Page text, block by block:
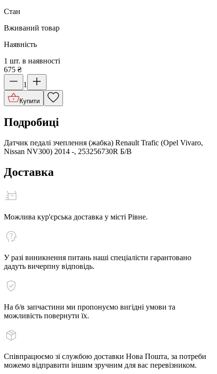
Стан
Вживаний товар
Наявність
1 шт. в наявності
675 ₴
1
Купити
Подробиці
Датчик педалі зчеплення (жабка) Renault Trafic (Opel Vivaro,
Nissan NV300) 2014 -, 253256730R Б/В
Доставка
Можлива кур'єрська доставка у місті Рівне.
У разі виникнення питань наші спеціалісти гарантовано
дадуть вичерпну відповідь.
На б/в запчастини ми пропонуємо вигідні умови та
можливість повернути їх.
Співпрацюємо зі службою доставки Нова Пошта, за потреби
можемо відправити іншим зручним для вас перевізником.